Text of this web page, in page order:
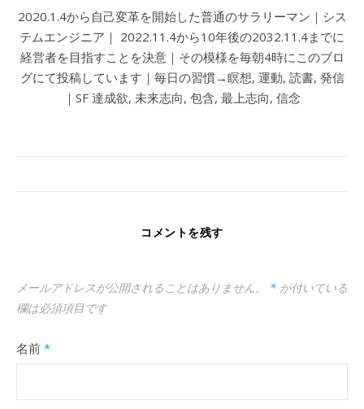
2020.1.4から自己変革を開始した普通のサラリーマン｜シス
テムエンジニア｜ 2022.11.4から10年後の2032.11.4までに
経営者を目指すことを決意｜その模様を毎朝4時にこのブロ
グにて投稿しています｜毎日の習慣→瞑想, 運動, 読書, 発信
｜SF 達成欲, 未来志向, 包含, 最上志向, 信念
コメントを残す
メールアドレスが公開されることはありません。 * が付いている
欄は必須項目です
名前 *